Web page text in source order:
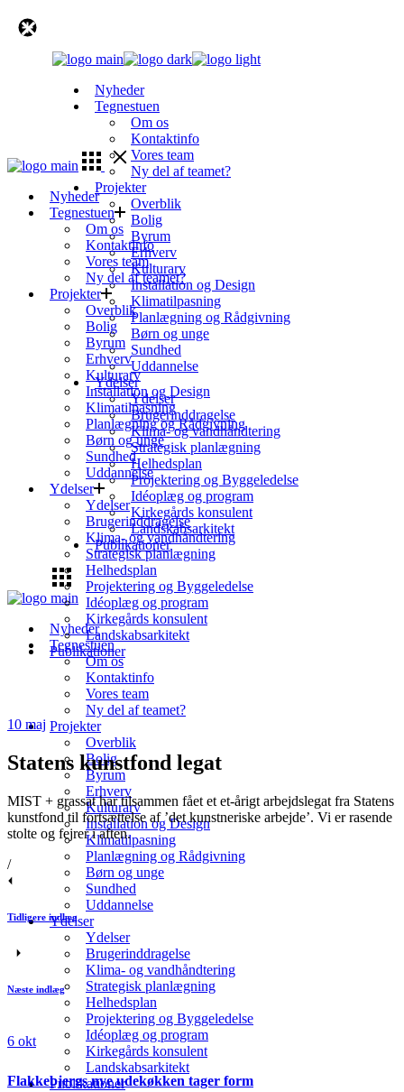
Nyheder
Tegnestuen
Om os
Kontaktinfo
Vores team
Ny del af teamet?
Projekter
Overblik
Bolig
Byrum
Erhverv
Kulturarv
Installation og Design
Klimatilpasning
Planlægning og Rådgivning
Børn og unge
Sundhed
Uddannelse
Ydelser
Ydelser
Brugerinddragelse
Klima- og vandhåndtering
Strategisk planlægning
Helhedsplan
Projektering og Byggeledelse
Idéoplæg og program
Kirkegårds konsulent
Landskabsarkitekt
Publikationer
Nyheder
Tegnestuen
Om os
Kontaktinfo
Vores team
Ny del af teamet?
Projekter
Overblik
Bolig
Byrum
Erhverv
Kulturarv
Installation og Design
Klimatilpasning
Planlægning og Rådgivning
Børn og unge
Sundhed
Uddannelse
Ydelser
Ydelser
Brugerinddragelse
Klima- og vandhåndtering
Strategisk planlægning
Helhedsplan
Projektering og Byggeledelse
Idéoplæg og program
Kirkegårds konsulent
Landskabsarkitekt
Publikationer
Nyheder
Tegnestuen
Om os
Kontaktinfo
Vores team
Ny del af teamet?
Projekter
Overblik
Bolig
Byrum
Erhverv
Kulturarv
Installation og Design
Klimatilpasning
Planlægning og Rådgivning
Børn og unge
Sundhed
Uddannelse
Ydelser
Ydelser
Brugerinddragelse
Klima- og vandhåndtering
Strategisk planlægning
Helhedsplan
Projektering og Byggeledelse
Idéoplæg og program
Kirkegårds konsulent
Landskabsarkitekt
Publikationer
10 maj
Statens kunstfond legat
MIST + grassat har tilsammen fået et et-årigt arbejdslegat fra Statens
kunstfond til fortsættelse af ’det kunstneriske arbejde’. Vi er rasende
stolte og fejrer i aften.
/
Tidligere indlæg
Næste indlæg
6 okt
Flakkebjergs nye udekøkken tager form